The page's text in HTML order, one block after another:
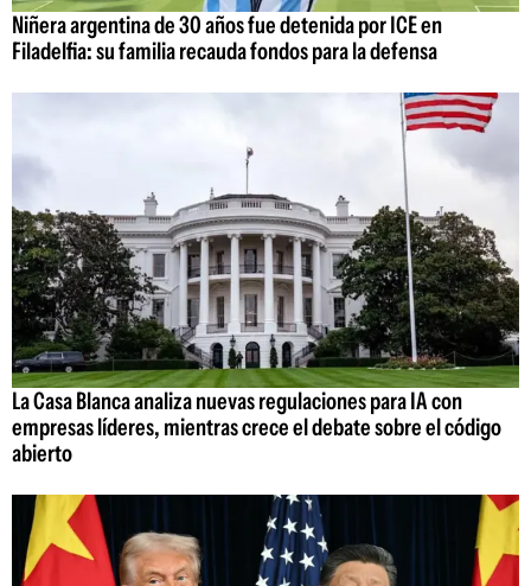
Niñera argentina de 30 años fue detenida por ICE en
Filadelfia: su familia recauda fondos para la defensa
La Casa Blanca analiza nuevas regulaciones para IA con
empresas líderes, mientras crece el debate sobre el código
abierto